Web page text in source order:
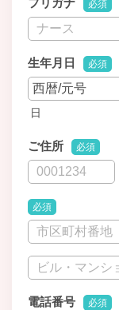
フリガナ 必須
生年月日 必須
日
ご住所 必須
必須
電話番号 必須